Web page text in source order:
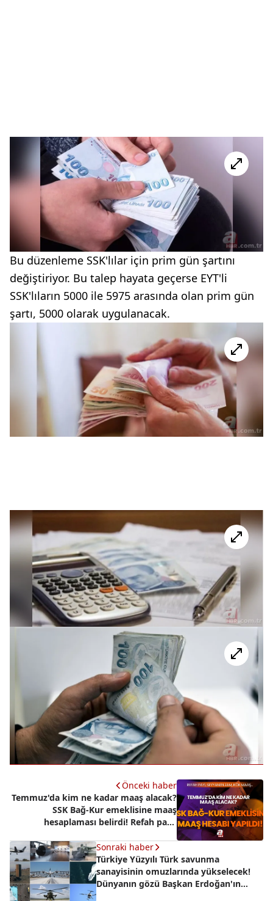
Bu düzenleme SSK'lılar için prim gün şartını
değiştiriyor. Bu talep hayata geçerse EYT'li
SSK'lıların 5000 ile 5975 arasında olan prim gün
şartı, 5000 olarak uygulanacak.
Önceki haber
Temmuz'da kim ne kadar maaş alacak?
SSK Bağ-Kur emeklisine maaş
hesaplaması belirdi! Refah payı,
Sonraki haber
Türkiye Yüzyılı Türk savunma
sanayisinin omuzlarında yükselecek!
Dünyanın gözü Başkan Erdoğan'ın